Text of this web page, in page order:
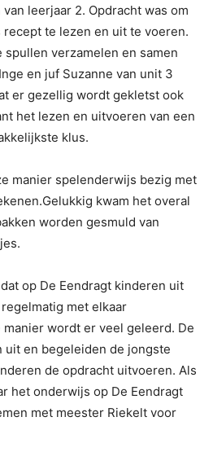
leerjaar 2. Opdracht was om
te lezen en uit te voeren.
spullen verzamelen en samen
en juf Suzanne van unit 3
er gezellig wordt gekletst ook
het lezen en uitvoeren van een
klus.
manier spelenderwijs bezig met
kwam het overal
worden gesmuld van
op De Eendragt kinderen uit
met elkaar
manier wordt er veel geleerd. De
en begeleiden de jongste
de opdracht uitvoeren. Als
het onderwijs op De Eendragt
met meester Riekelt voor